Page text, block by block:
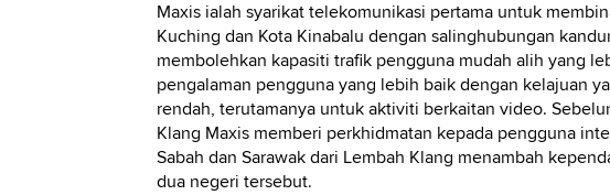
Maxis ialah syarikat telekomunikasi pertama untuk
Kuching dan Kota Kinabalu dengan salinghubungan
membolehkan kapasiti trafik pengguna mudah alih yang
pengalaman pengguna yang lebih baik dengan kelajuan
rendah, terutamanya untuk aktiviti berkaitan video.
Klang Maxis memberi perkhidmatan kepada pengguna
Sabah dan Sarawak dari Lembah Klang menambah
dua negeri tersebut.